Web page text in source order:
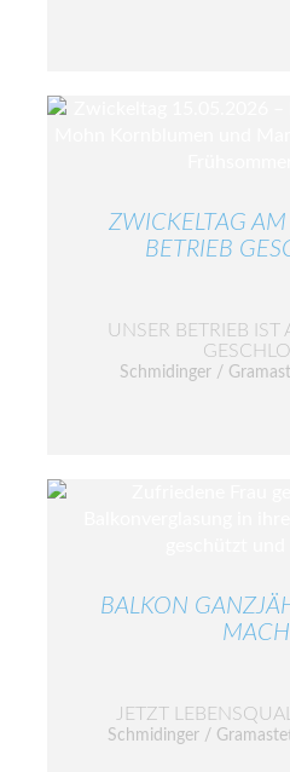
ZWICKELTAG
BETRIEB
UNSER BETRIEB
Schmidinger /
BALKON
JETZT
Schmidinger /